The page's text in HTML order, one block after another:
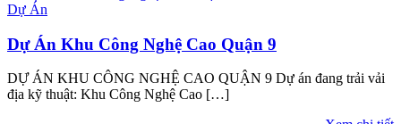
Dự Án
Dự Án Khu Công Nghệ Cao Quận 9
DỰ ÁN KHU CÔNG NGHỆ CAO QUẬN 9 Dự án đang trải vải
địa kỹ thuật: Khu Công Nghệ Cao […]